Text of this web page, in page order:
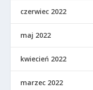
czerwiec 2022
maj 2022
kwiecień 2022
marzec 2022